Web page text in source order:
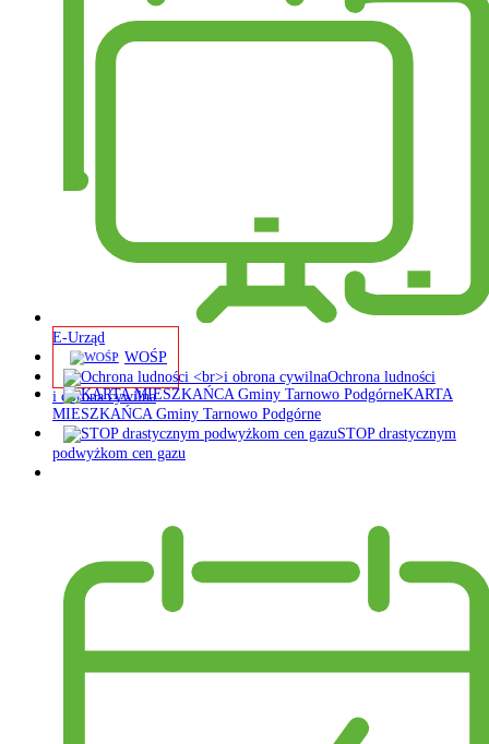
E-Urząd
WOŚP
Ochrona ludności
i obrona cywilna
KARTA
MIESZKAŃCA Gminy Tarnowo Podgórne
STOP drastycznym
podwyżkom cen gazu